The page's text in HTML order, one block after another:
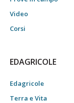
Video
Corsi
EDAGRICOLE
Edagricole
Terra e Vita